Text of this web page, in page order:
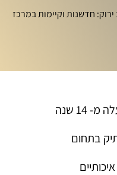
חדשנות וקיימות במרכז
14 שנה
בתחום